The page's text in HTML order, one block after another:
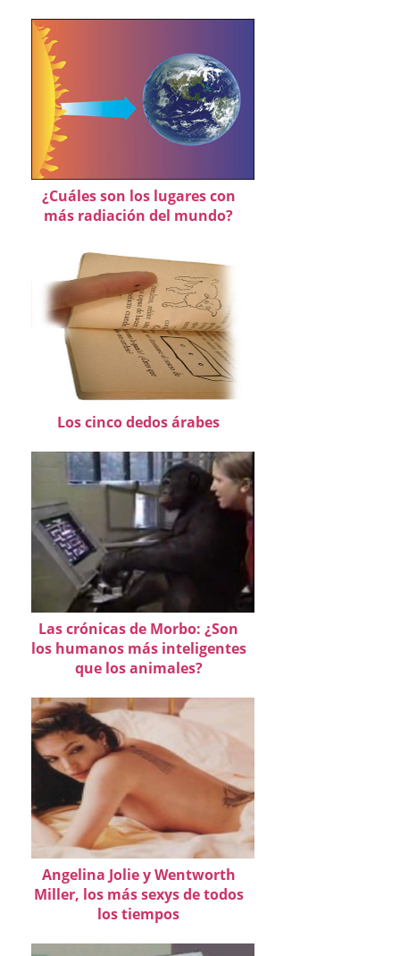
¿Cuáles son los lugares con
más radiación del mundo?
Los cinco dedos árabes
Las crónicas de Morbo: ¿Son
los humanos más inteligentes
que los animales?
Angelina Jolie y Wentworth
Miller, los más sexys de todos
los tiempos